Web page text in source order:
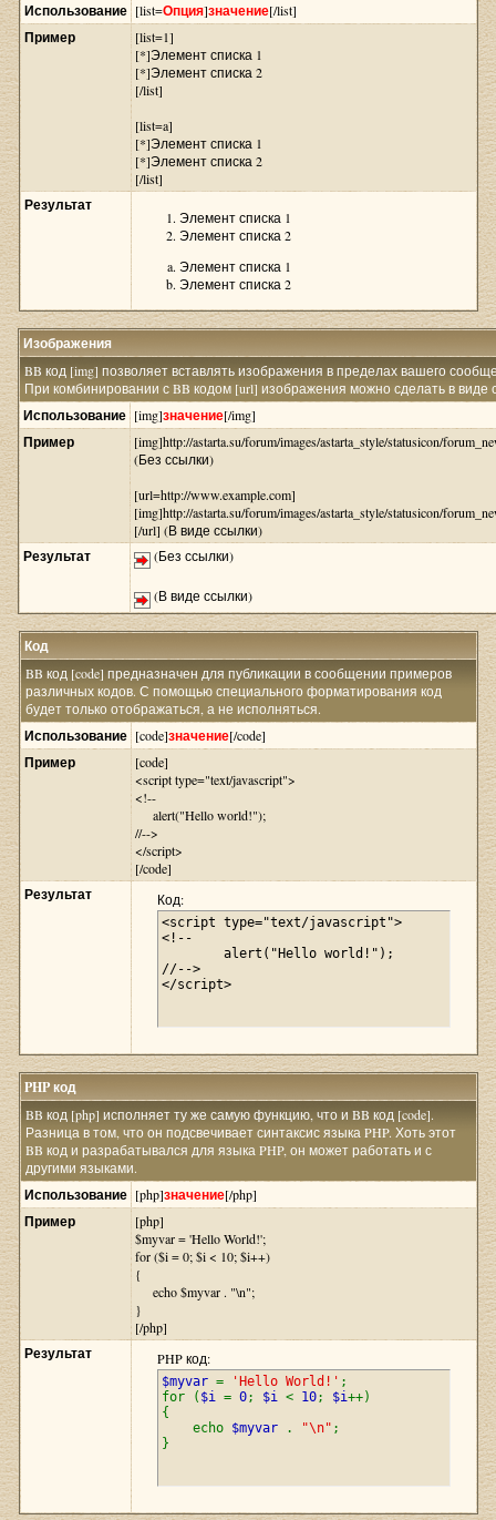
Использование [list=Опция]значение[/list]
Пример
[list=1]
[*]Элемент списка 1
[*]Элемент списка 2
[/list]
[list=a]
[*]Элемент списка 1
[*]Элемент списка 2
[/list]
Результат
Элемент списка 1
Элемент списка 2
Элемент списка 1
Элемент списка 2
Изображения
BB код [img] позволяет вставлять изображения в пределах вашего
При комбинировании с BB кодом [url] изображения можно сделать в виде
Использование [img]значение[/img]
Пример
[img]http://astarta.su/forum/images/astarta_style/statusicon/
(Без ссылки)
[url=http://www.example.com]
[img]http://astarta.su/forum/images/astarta_style/statusicon/
[/url] (В виде ссылки)
Результат (Без ссылки)
(В виде ссылки)
Код
BB код [code] предназначен для публикации в сообщении примеров
различных кодов. С помощью специального форматирования код
будет только отображаться, а не исполняться.
Использование [code]значение[/code]
Пример
[code]
<script type="text/javascript">
<!--
alert("Hello world!");
//-->
</script>
[/code]
Результат Код:
<script type="text/javascript">
<!--
//-->
</script>
PHP код
BB код [php] исполняет ту же самую функцию, что и BB код [code].
Разница в том, что он подсвечивает синтаксис языка PHP. Хоть этот
BB код и разрабатывался для языка PHP, он может работать и с
другими языками.
Использование [php]значение[/php]
Пример
[php]
$myvar = 'Hello World!';
for ($i = 0; $i < 10; $i++)
{
echo $myvar . "\n";
}
[/php]
Результат PHP код:
$myvar = 'Hello World!' ;
for ( $i = 0; $i < 10; $i++)
{
echo $myvar . "\n" ;
}